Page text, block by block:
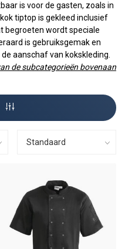
is voor de gasten, zoals in
tiptop is gekleed inclusief
begroeten wordt speciale
is gebruiksgemak en
aanschaf van kokskleding.
de subcategorieën bovenaan